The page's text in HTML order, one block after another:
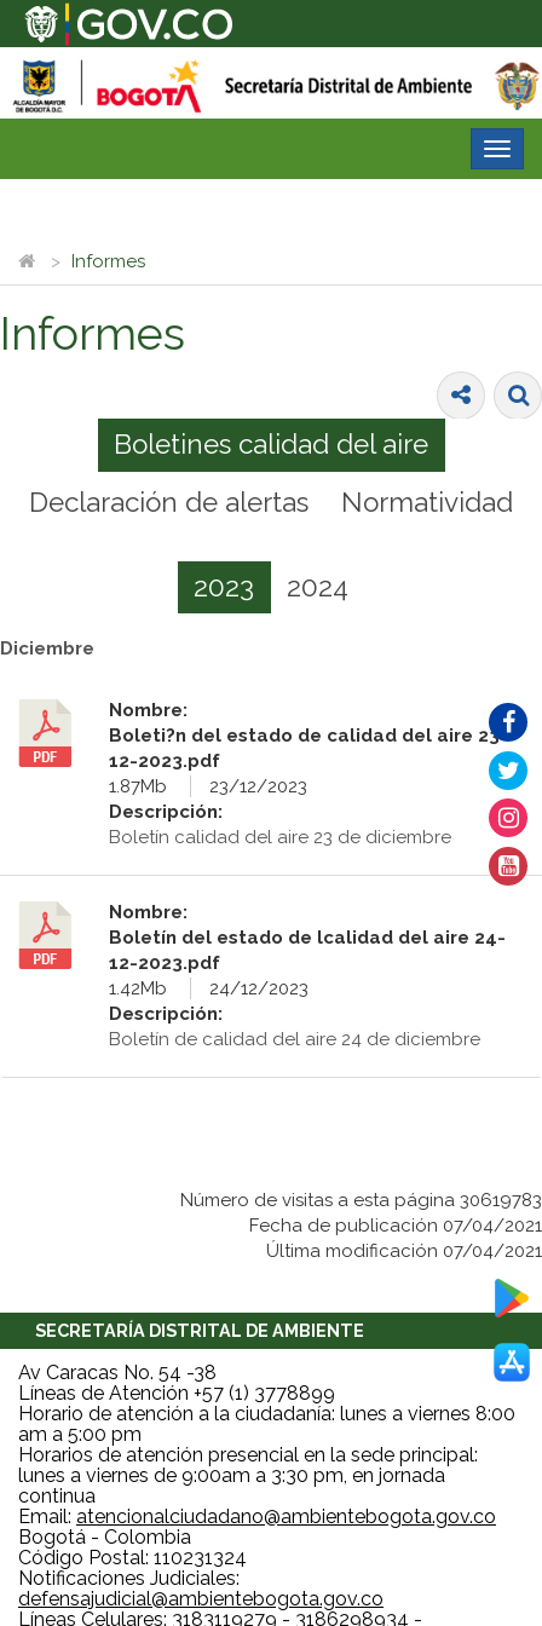
Informes
Informes
Boletines calidad del aire
Declaración de alertas
Normatividad
2023 2024
Diciembre
Nombre:
Boleti?n del estado de calidad del aire 23-
12-2023.pdf
1.87Mb
23/12/2023
Descripción:
Boletín calidad del aire 23 de diciembre
Nombre:
Boletín del estado de lcalidad del aire 24-
12-2023.pdf
1.42Mb
24/12/2023
Descripción:
Boletín de calidad del aire 24 de diciembre
Número de visitas a esta página 30619783
Fecha de publicación 07/04/2021
Última modificación 07/04/2021
SECRETARÍA DISTRITAL DE AMBIENTE
Av Caracas No. 54 -38
Líneas de Atención +57 (1) 3778899
Horario de atención a la ciudadanía: lunes a viernes 8:00
am a 5:00 pm
Horarios de atención presencial en la sede principal:
lunes a viernes de 9:00am a 3:30 pm, en jornada
continua
Email: atencionalciudadano@ambientebogota.gov.co
Bogotá - Colombia
Código Postal: 110231324
Notificaciones Judiciales:
defensajudicial@ambientebogota.gov.co
Líneas Celulares: 3183119279 - 3186298934 -